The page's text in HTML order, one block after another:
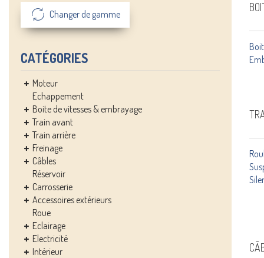
Changer de gamme
CATÉGORIES
Moteur
Echappement
Boite de vitesses & embrayage
Train avant
Train arrière
Freinage
Câbles
Réservoir
Carrosserie
Accessoires extérieurs
Roue
Eclairage
Electricité
Intérieur